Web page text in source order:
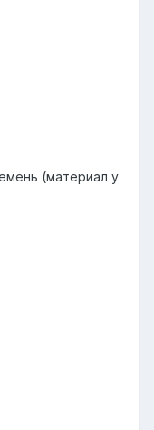
(материал у